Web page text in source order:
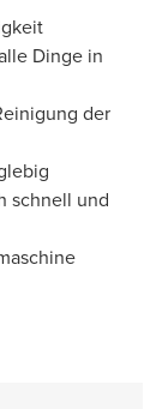
Dinge in
der
schnell und